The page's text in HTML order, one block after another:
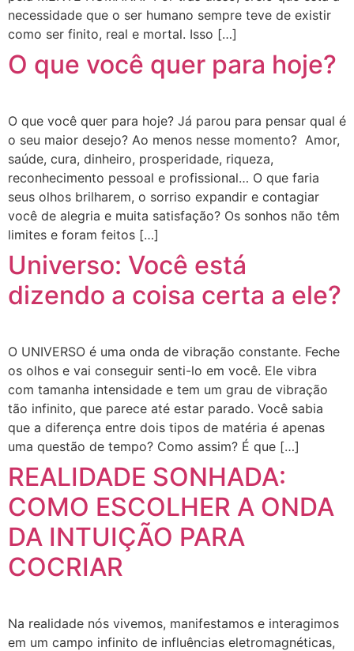
necessidade que o ser humano sempre teve de existir
como ser finito, real e mortal. Isso […]
O que você quer para hoje?
O que você quer para hoje? Já parou para pensar qual é
o seu maior desejo? Ao menos nesse momento? Amor,
saúde, cura, dinheiro, prosperidade, riqueza,
reconhecimento pessoal e profissional… O que faria
seus olhos brilharem, o sorriso expandir e contagiar
você de alegria e muita satisfação? Os sonhos não têm
limites e foram feitos […]
Universo: Você está
dizendo a coisa certa a ele?
O UNIVERSO é uma onda de vibração constante. Feche
os olhos e vai conseguir senti-lo em você. Ele vibra
com tamanha intensidade e tem um grau de vibração
tão infinito, que parece até estar parado. Você sabia
que a diferença entre dois tipos de matéria é apenas
uma questão de tempo? Como assim? É que […]
REALIDADE SONHADA:
COMO ESCOLHER A ONDA
DA INTUIÇÃO PARA
COCRIAR
Na realidade nós vivemos, manifestamos e interagimos
em um campo infinito de influências eletromagnéticas,